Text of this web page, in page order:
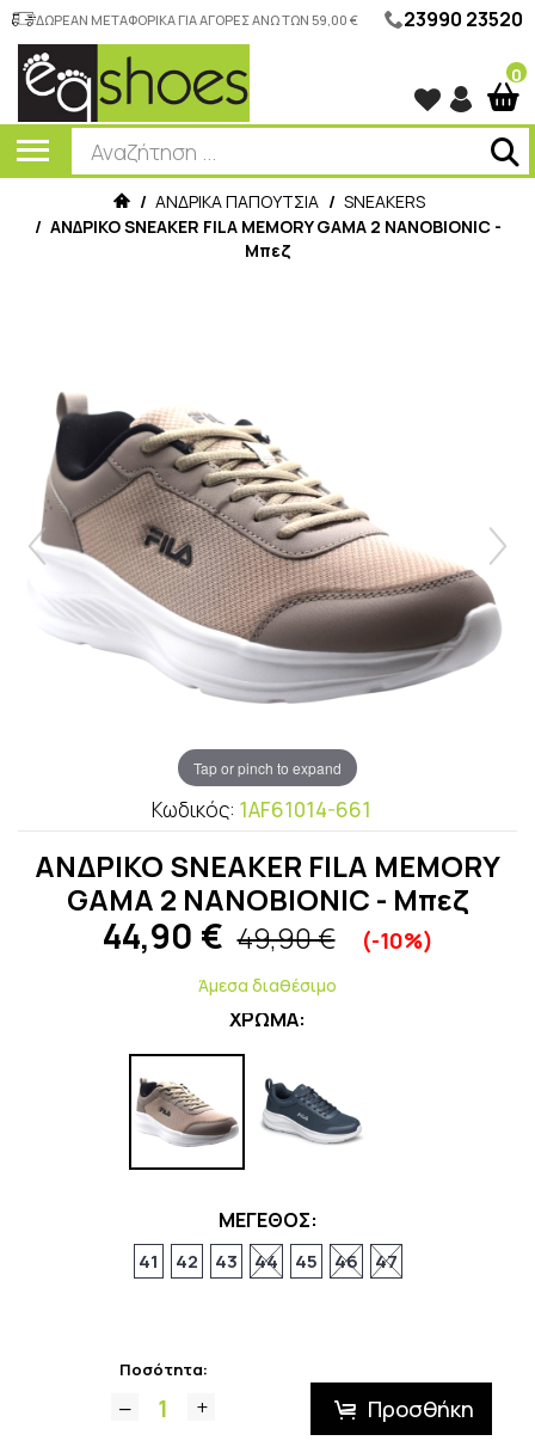
ΔΩΡΕΑΝ ΜΕΤΑΦΟΡΙΚΑ ΓΙΑ ΑΓΟΡΕΣ ΑΝΩ ΤΩΝ 59,00 € 23990 23520
0
/ ΑΝΔΡΙΚΑ ΠΑΠΟΥΤΣΙΑ / SNEAKERS
/ ΑΝΔΡΙΚΟ SNEAKER FILA MEMORY GAMA 2 NANOBIONIC -
Μπεζ
Tap or pinch to expand
Κωδικός: 1AF61014-661
ΑΝΔΡΙΚΟ SNEAKER FILA MEMORY
GAMA 2 NANOBIONIC - Μπεζ
44,90 €49,90 € (-10%)
Άμεσα διαθέσιμο
ΧΡΩΜΑ:
ΜΕΓΕΘΟΣ:
41 42 43 44 45 46 47
Ποσότητα:
Προσθήκη